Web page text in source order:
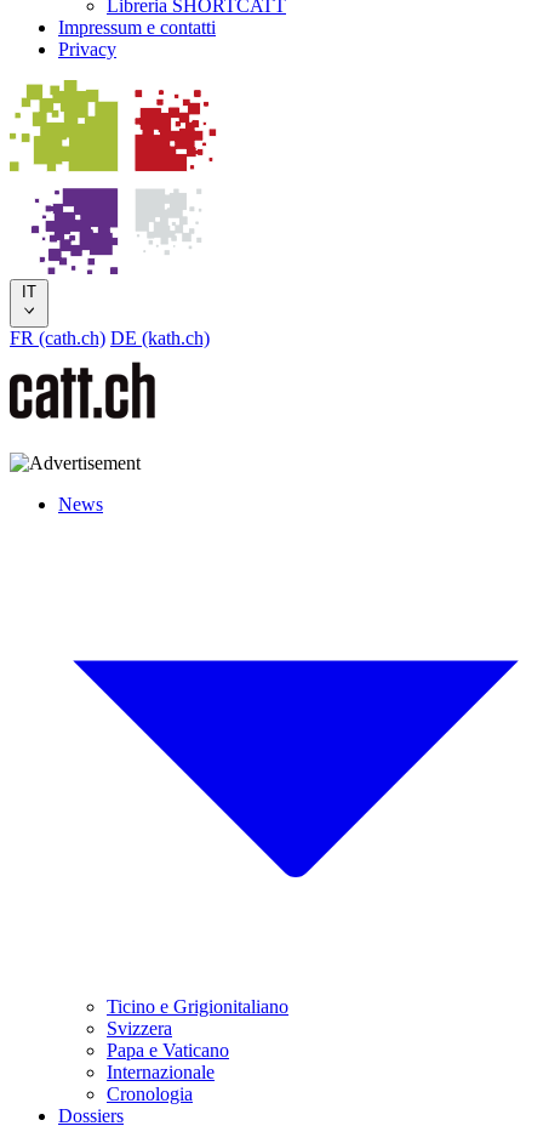
Libreria SHORTCATT
Impressum e contatti
Privacy
IT
FR (cath.ch) DE (kath.ch)
News
Ticino e Grigionitaliano
Svizzera
Papa e Vaticano
Internazionale
Cronologia
Dossiers